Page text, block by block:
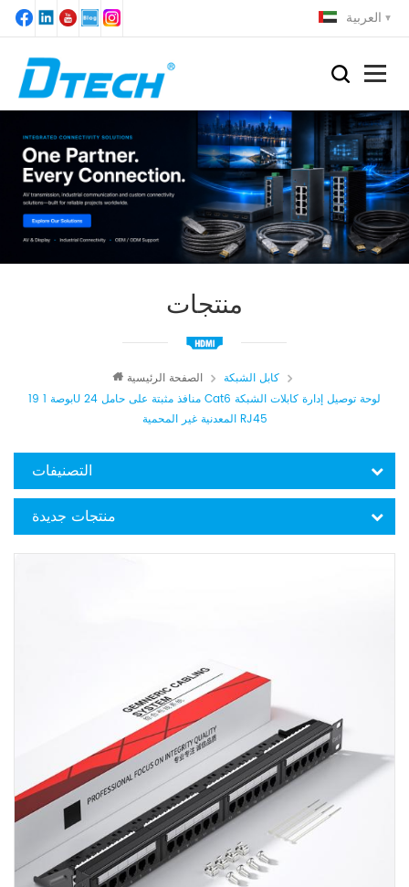
العربية
منتجات
الصفحة الرئيسية
كابل الشبكة
19 بوصة 1U 24 منافذ مثبتة على حامل Cat6 لوحة توصيل إدارة كابلات الشبكة
المعدنية غير المحمية RJ45
التصنيفات
منتجات جديدة